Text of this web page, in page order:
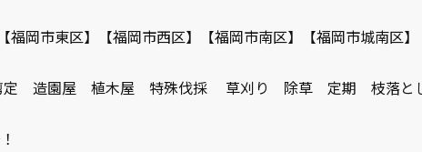
福岡市東区】【福岡市西区】【福岡市南区】【福岡市城南区
定 造園屋 植木屋 特殊伐採 草刈り 除草 定期 枝落